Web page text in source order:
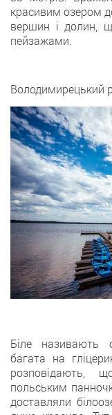
красивим озером
вершин і долин,
пейзажами.
Володимирецький
Біле називають
багата на
розповідають,
польським
доставляли